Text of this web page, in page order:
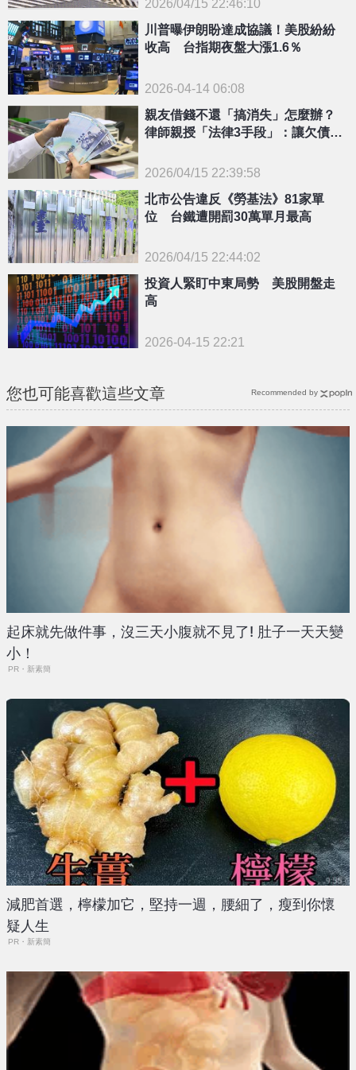
2026/04/15 22:46:10
川普曝伊朗盼達成協議！美股紛紛
收高 台指期夜盤大漲1.6％
2026-04-14 06:08
{PLAYICON}
親友借錢不還「搞消失」怎麼辦？
律師親授「法律3手段」：讓欠債變
2026/04/15 22:39:58
{PLAYICON}
北市公告違反《勞基法》81家單
位 台鐵遭開罰30萬單月最高
2026/04/15 22:44:02
投資人緊盯中東局勢 美股開盤走
高
2026-04-15 22:21
您也可能喜歡這些文章
起床就先做件事，沒三天小腹就不見了! 肚子一天天變
小！
PR・新素簡
減肥首選，檸檬加它，堅持一週，腰細了，瘦到你懷
疑人生
PR・新素簡
Recommended by